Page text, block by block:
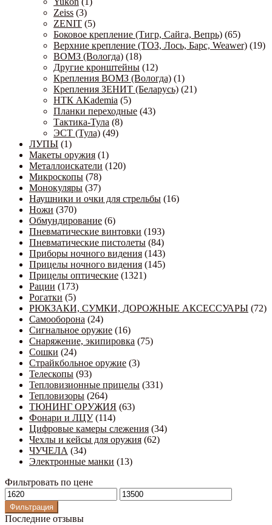
Zeiss (3)
ZENIT (5)
Боковое крепление (Тигр, Сайга, Вепрь) (65)
Верхние крепление (ТОЗ, Лось, Барс, Weawer) (19)
ВОМЗ (Вологда) (18)
Другие кронштейны (12)
Крепления ВОМЗ (Вологда) (1)
Крепления ЗЕНИТ (Беларусь) (21)
НТК AKademia (5)
Планки переходные (43)
Тактика-Тула (8)
ЭСТ (Тула) (49)
ЛУПЫ (1)
Макеты оружия (1)
Металлоискатели (120)
Микроскопы (78)
Монокуляры (37)
Наушники и очки для стрельбы (16)
Ножи (370)
Обмундирование (6)
Пневматические винтовки (193)
Пневматические пистолеты (84)
Приборы ночного видения (143)
Прицелы ночного видения (145)
Прицелы оптические (1321)
Рации (173)
Рогатки (5)
РЮКЗАКИ, СУМКИ, ДОРОЖНЫЕ АКСЕССУАРЫ (72)
Самооборона (24)
Сигнальное оружие (16)
Снаряжение, экипировка (75)
Сошки (24)
Страйкбольное оружие (3)
Телескопы (93)
Тепловизионные прицелы (331)
Тепловизоры (264)
ТЮНИНГ ОРУЖИЯ (63)
Фонари и ЛЦУ (114)
Цифровые камеры слежения (34)
Чехлы и кейсы для оружия (62)
ЧУЧЕЛА (34)
Электронные манки (13)
Фильтровать по цене
Минимальная
цена
Максимальная
цена
Фильтрация
Последние отзывы